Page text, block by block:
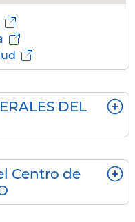
DEL
Centro de